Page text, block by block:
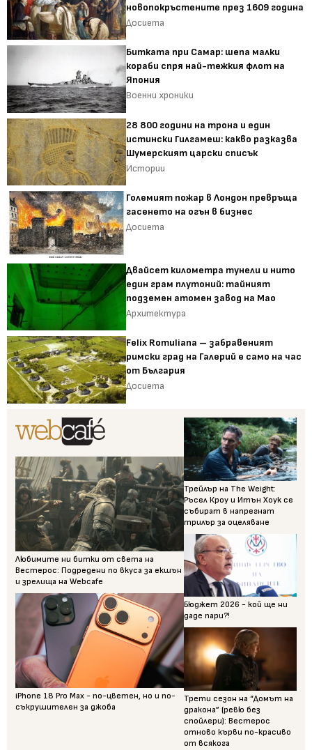
новопокръстените през 1609 година
Досиета
Битката при Самар: шепа малки
кораби спря най-тежкия флот на
Япония
Военни хроники
28 800 години на трона и един
истински Гилгамеш: какво разказва
Шумерският царски списък
Истории
Големият пожар в Лондон превръща
гасенето на огън в бизнес
Досиета
Двайсет километра тунели и нито
един грам плутоний: тайният
подземен атомен завод на Мао
Архитектура
Felix Romuliana – забравеният
римски град на Галерий е само на час
от България
Досиета
Любимите ни битки от света на
Вестерос: Подредени по вкуса за екшън
и зрелища на Webcafe
iPhone 18 Pro Max - по-цветен, но и по-
съкрушителен за джоба
Трейлър на The Weight:
Ръсел Кроу и Итън Хоук се
събират в напрегнат
трилър за оцеляване
Бюджет 2026 - кой ще ни
даде пари?!
Трети сезон на “Домът на
дракона” (ревю без
спойлери): Вестерос
отново кърви по-красиво
от всякога